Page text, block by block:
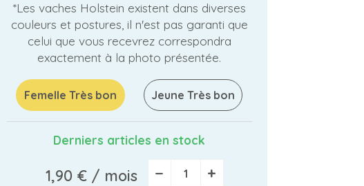
*Les vaches Holstein existent dans diverses
couleurs et postures, il n'est pas garanti que
celui que vous recevrez correspondra
exactement à la photo présentée.
Femelle Très bon Jeune Très bon
Derniers articles en stock
1,90 €/ mois − +